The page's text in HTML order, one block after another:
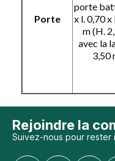
Porte
porte
x l. 0,70 x
m (H.
avec la
3,50
Rejoindre la
Suivez-nous pour